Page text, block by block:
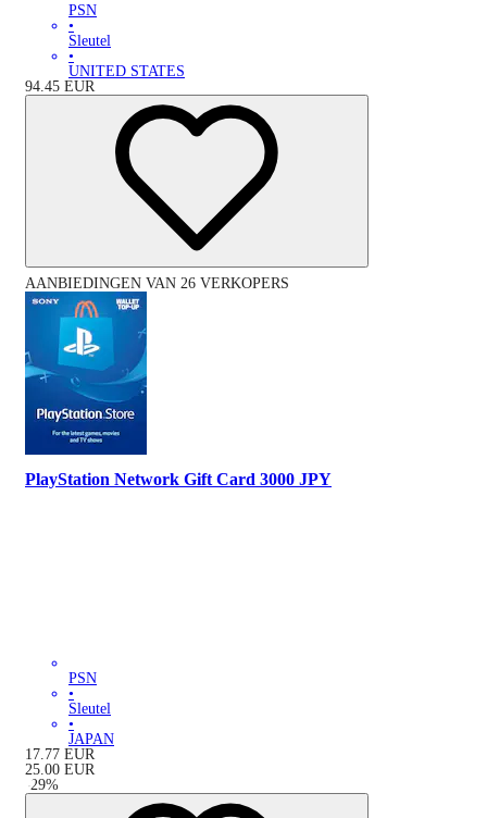
PSN
•
Sleutel
•
UNITED STATES
94.45 EUR
AANBIEDINGEN VAN 26 VERKOPERS
PlayStation Network Gift Card 3000 JPY
PSN
•
Sleutel
•
JAPAN
17.77 EUR
25.00 EUR
-29%